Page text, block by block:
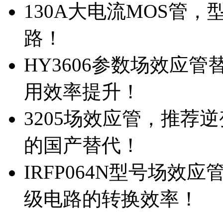
130A大电流MOS管，
路！
HY3606参数场效应管
用效率提升！
3205场效应管，推荐
的国产替代！
IRFP064N型号场效应
级电路的转换效率！